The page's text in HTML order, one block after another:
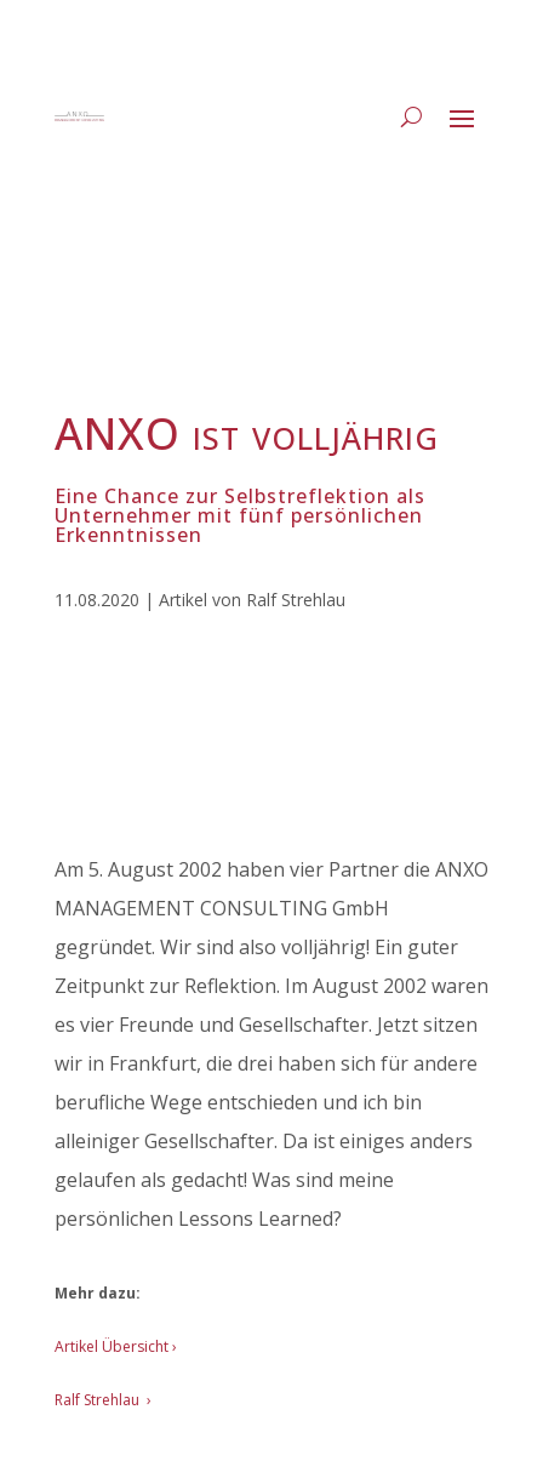
ANXO ist volljährig
Eine Chance zur Selbstreflektion als
Unternehmer mit fünf persönlichen
Erkenntnissen
11.08.2020 | Artikel von Ralf Strehlau
Am 5. August 2002 haben vier Partner die ANXO
MANAGEMENT CONSULTING GmbH
gegründet. Wir sind also volljährig! Ein guter
Zeitpunkt zur Reflektion. Im August 2002 waren
es vier Freunde und Gesellschafter. Jetzt sitzen
wir in Frankfurt, die drei haben sich für andere
berufliche Wege entschieden und ich bin
alleiniger Gesellschafter. Da ist einiges anders
gelaufen als gedacht! Was sind meine
persönlichen Lessons Learned?
Mehr dazu:
Artikel Übersicht›
Ralf Strehlau ›